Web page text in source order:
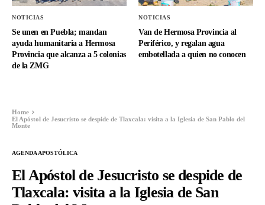
NOTICIAS
Se unen en Puebla; mandan
ayuda humanitaria a Hermosa
Provincia que alcanza a 5 colonias
de la ZMG
NOTICIAS
Van de Hermosa Provincia al
Periférico, y regalan agua
embotellada a quien no conocen
Home
El Apóstol de Jesucristo se despide de Tlaxcala: visita a la Iglesia de San Pablo del
Monte
AGENDA APOSTÓLICA
El Apóstol de Jesucristo se despide de
Tlaxcala: visita a la Iglesia de San